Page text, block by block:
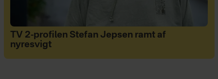
TV 2-profilen Stefan Jepsen ramt af
nyresvigt